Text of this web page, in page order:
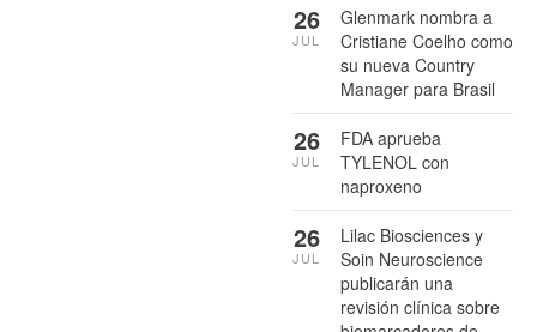
Glenmark nombra a
Cristiane Coelho como
su nueva Country
Manager para Brasil
26
JUL
FDA aprueba
TYLENOL con
naproxeno
26
JUL
Lilac Biosciences y
Soin Neuroscience
publicarán una
revisión clínica sobre
26
JUL